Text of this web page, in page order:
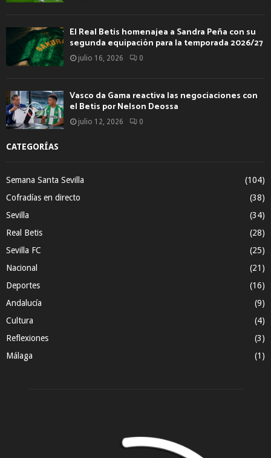
El Real Betis homenajea a Sandra Peña con su
segunda equipación para la temporada 2026/27
julio 16, 2026 0
Vasco da Gama reactiva las negociaciones con
el Betis por Nelson Deossa
julio 12, 2026 0
CATEGORÍAS
Semana Santa Sevilla
(104)
Cofradías en directo
(38)
Sevilla
(34)
Real Betis
(28)
Sevilla FC
(25)
Nacional
(21)
Deportes
(16)
Andalucía
(9)
Cultura
(4)
Reflexiones
(3)
Málaga
(1)